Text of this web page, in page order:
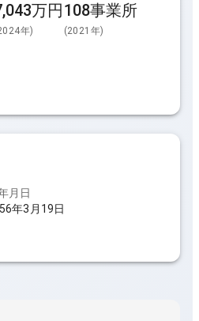
万円
年)
108事業所
(2021 年)
月日
年3月19日